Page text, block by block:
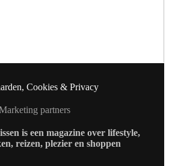
Cookies & Privacy
partners
is een magazine over lifestyle,
reizen, plezier en shoppen